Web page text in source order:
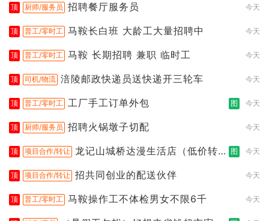
顶 厨师/服务员 招聘餐厅服务员 今天
顶 普工/零时工 马鞍长白班 大龄工大量招聘中 今天
顶 普工/零时工 马鞍 长期招聘 兼职 临时工 今天
顶 司机/物流 涪陵邮政快递员送快递开三轮车 今天
顶 普工/零时工 工厂手工订单外包 图 今天
顶 厨师/服务员 招聘火锅墩子切配 今天
顶 项目合作/转让 龙记山城桥达漫生活店（低价转
图 今天
顶 项目合作/转让 招共同创业的配送伙伴 今天
顶 普工/零时工 马鞍操作工不体检男女不限6千 今天